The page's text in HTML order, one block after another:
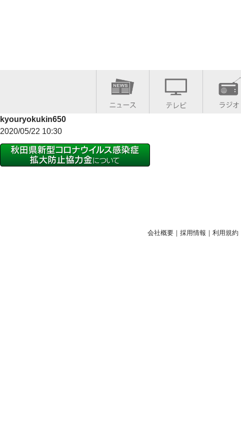
kyouryokukin650
2020/05/22 10:30
会社概要｜ 採用情報 ｜ 利用規約